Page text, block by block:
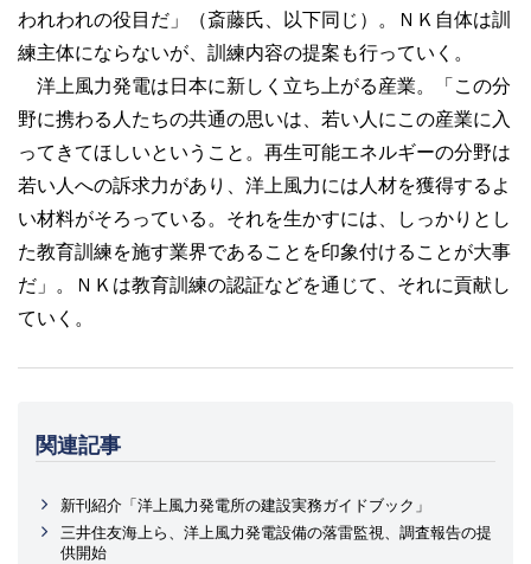
われわれの役目だ」（斎藤氏、以下同じ）。ＮＫ自体は訓
練主体にならないが、訓練内容の提案も行っていく。
洋上風力発電は日本に新しく立ち上がる産業。「この分
野に携わる人たちの共通の思いは、若い人にこの産業に入
ってきてほしいということ。再生可能エネルギーの分野は
若い人への訴求力があり、洋上風力には人材を獲得するよ
い材料がそろっている。それを生かすには、しっかりとし
た教育訓練を施す業界であることを印象付けることが大事
だ」。ＮＫは教育訓練の認証などを通じて、それに貢献し
ていく。
関連記事
新刊紹介「洋上風力発電所の建設実務ガイドブック」
三井住友海上ら、洋上風力発電設備の落雷監視、調査報告の提
供開始